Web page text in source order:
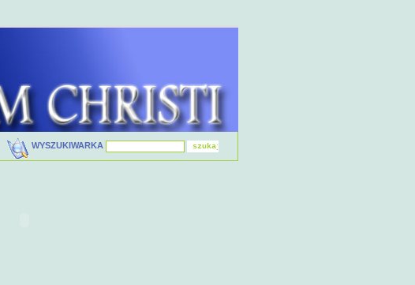
WYSZUKIWARKA